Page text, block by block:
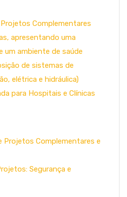
para Hospitais e Clínicas
Segurança e